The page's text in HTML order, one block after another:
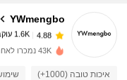
YWmengbo
4.88 1.6K עוקבים
1.6K עוקבים
43K נמכרו לאחרונה
איכות טובה (1000+) שימושי